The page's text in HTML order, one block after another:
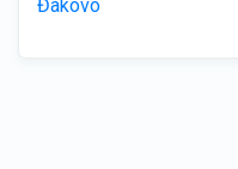
Đakovo